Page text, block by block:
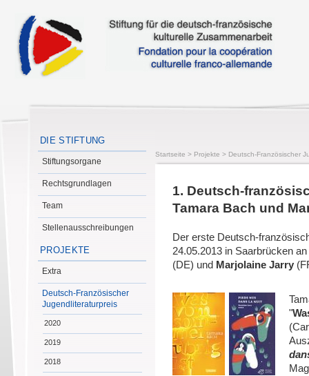
DIE STIFTUNG
Stiftungsorgane
Rechtsgrundlagen
Team
Stellenausschreibungen
PROJEKTE
Extra
Deutsch-Französischer
Jugendliteraturpreis
2020
2019
2018
Startseite > Projekte > Deutsch-Französischer
1. Deutsch-
Tamara Bach und
Der erste Deutsch-
24.05.2013 in Saarbrücken
(DE) und Marjolaine Jarry
"